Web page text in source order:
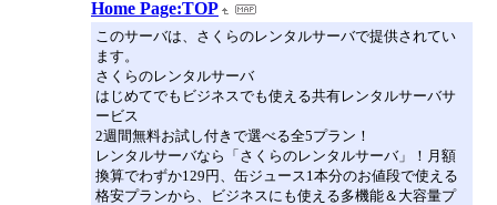
Home Page:TOP
このサーバは、さくらのレンタルサーバで提供されてい
ます。
さくらのレンタルサーバ
はじめてでもビジネスでも使える共有レンタルサーバサ
ービス
2週間無料お試し付きで選べる全5プラン！
レンタルサーバなら「さくらのレンタルサーバ」！月額
換算でわずか129円、缶ジュース1本分のお値段で使える
格安プランから、ビジネスにも使える多機能＆大容量プ